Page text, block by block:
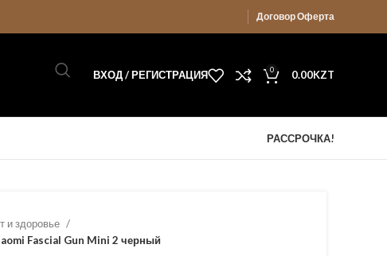
Договор Оферта
ВХОД / РЕГИСТРАЦИЯ 0 0.00KZT
РАССРОЧКА!
и здоровье
Fascial Gun Mini 2 черный